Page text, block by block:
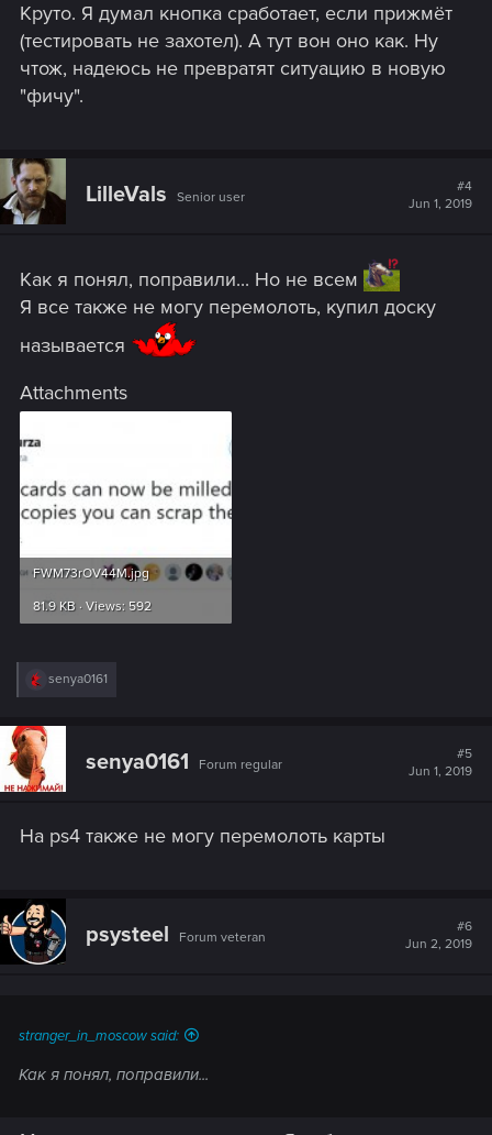
Круто. Я думал кнопка сработает, если прижмёт
(тестировать не захотел). А тут вон оно как. Ну
чтож, надеюсь не превратят ситуацию в новую
"фичу".
LilleVals Senior user
#4
Jun 1, 2019
Как я понял, поправили... Но не всем
Я все также не могу перемолоть, купил доску
называется
Attachments
FWM73rOV44M.jpg
81.9 KB · Views: 592
R
c
o
senya0161
senya0161 Forum regular
#5
Jun 1, 2019
На ps4 также не могу перемолоть карты
psysteel Forum veteran
#6
Jun 2, 2019
stranger_in_moscow said:
Как я понял, поправили...